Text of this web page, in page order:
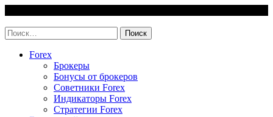
content
Найти:
Forex
Брокеры
Бонусы от брокеров
Советники Forex
Индикаторы Forex
Стратегии Forex